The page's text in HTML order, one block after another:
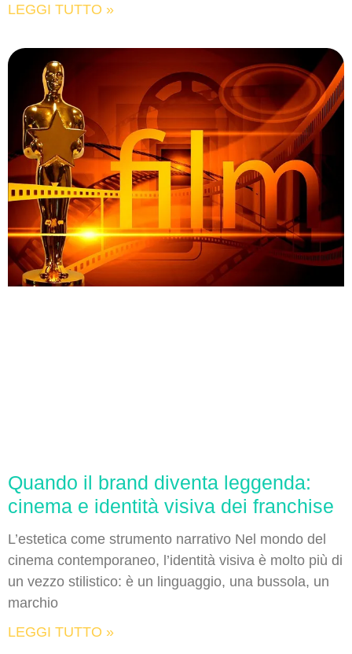
LEGGI TUTTO »
Quando il brand diventa leggenda:
cinema e identità visiva dei franchise
L’estetica come strumento narrativo Nel mondo del
cinema contemporaneo, l’identità visiva è molto più di
un vezzo stilistico: è un linguaggio, una bussola, un
marchio
LEGGI TUTTO »